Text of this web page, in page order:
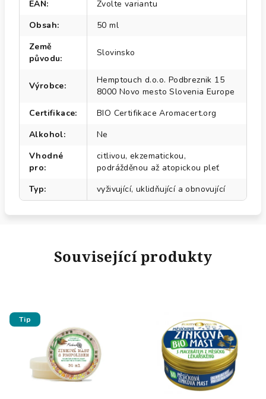
EAN:
Zvolte variantu
Obsah:
50 ml
Země
původu:
Slovinsko
Výrobce:
Hemptouch d.o.o. Podbreznik 15
8000 Novo mesto Slovenia Europe
Certifikace:
BIO Certifikace Aromacert.org
Alkohol:
Ne
Vhodné
pro:
citlivou, ekzematickou,
podrážděnou až atopickou pleť
Typ: vyživující, uklidňující a obnovující
Související produkty
Tip